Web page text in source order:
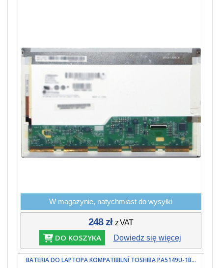
W magazynie, natychmiast do wysyłki
248 złz VAT
DO KOSZYKA Dowiedz się więcej
BATERIA DO LAPTOPA KOMPATIBILNÍ TOSHIBA PA5149U-1B...